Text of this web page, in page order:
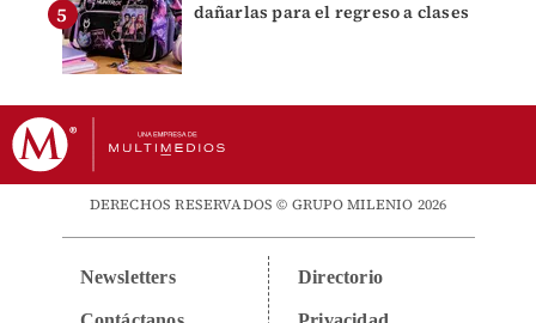
dañarlas para el regreso a clases
DERECHOS RESERVADOS © GRUPO MILENIO 2026
Newsletters Directorio